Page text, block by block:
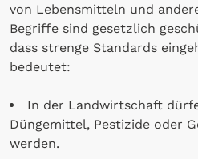
von Lebensmitteln und
Begriffe sind gesetzlich
dass strenge Standards
bedeutet:
In der Landwirtschaft
Düngemittel, Pestizide oder
werden.